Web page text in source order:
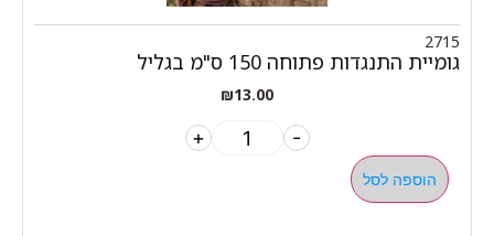
2715
גומיית התנגדות פתוחה 150 ס"מ בגליל
₪13.00
-
+
הוספה לסל